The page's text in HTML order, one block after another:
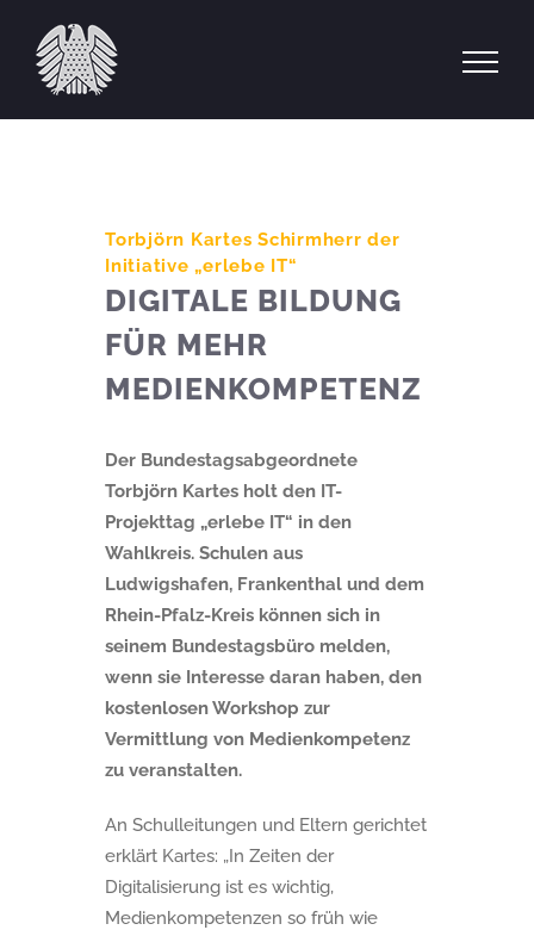
Inhalt
springen
Torbjörn Kartes Schirmherr der
Initiative „erlebe IT“
DIGITALE BILDUNG
FÜR MEHR
MEDIENKOMPETENZ
Der Bundestagsabgeordnete
Torbjörn Kartes holt den IT-
Projekttag „erlebe IT“ in den
Wahlkreis. Schulen aus
Ludwigshafen, Frankenthal und dem
Rhein-Pfalz-Kreis können sich in
seinem Bundestagsbüro melden,
wenn sie Interesse daran haben, den
kostenlosen Workshop zur
Vermittlung von Medienkompetenz
zu veranstalten.
An Schulleitungen und Eltern gerichtet
erklärt Kartes: „In Zeiten der
Digitalisierung ist es wichtig,
Medienkompetenzen so früh wie